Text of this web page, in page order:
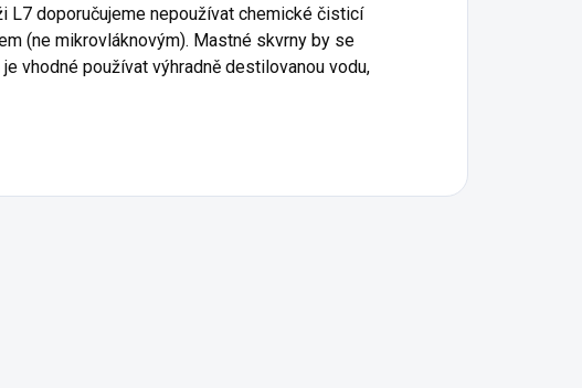
L7 doporučujeme nepoužívat chemické čisticí
(ne mikrovláknovým). Mastné skvrny by se
vhodné používat výhradně destilovanou vodu,